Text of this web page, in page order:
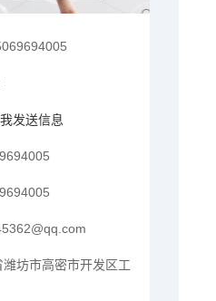
潍坊市高密市开发区工